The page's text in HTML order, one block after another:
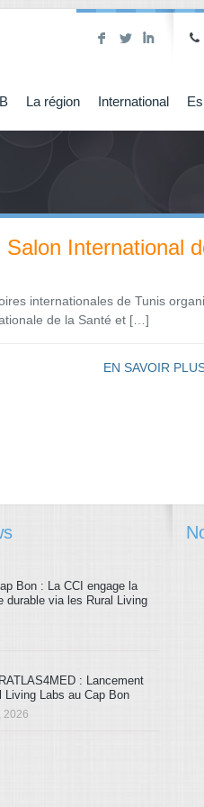
F L I
La région International
International
internationales de Tunis
de la Santé et […]
EN SAVOIR
Bon : La CCI engage la
durable via les Rural Living
: Lancement
Living Labs au Cap Bon
2026